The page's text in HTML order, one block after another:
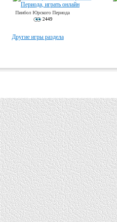
Пинбол Юрского Периода
2449
Другие игры раздела